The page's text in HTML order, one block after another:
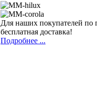
Для наших покупателей по
бесплатная доставка!
Подробнее ...